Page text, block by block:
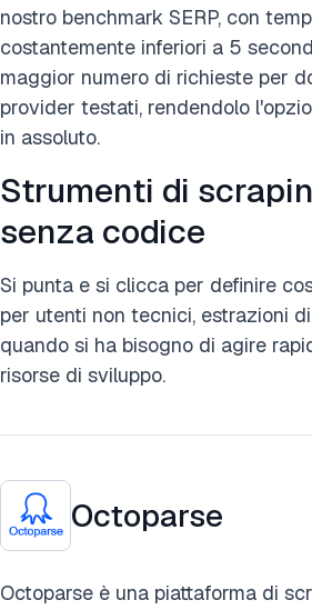
nostro benchmark SERP, con
costantemente inferiori a 5
maggior numero di richieste per
provider testati, rendendolo
in assoluto.
Strumenti di
senza codice
Si punta e si clicca per definire
per utenti non tecnici, estrazioni
quando si ha bisogno di agire
risorse di sviluppo.
Octoparse
Octoparse è una piattaforma di